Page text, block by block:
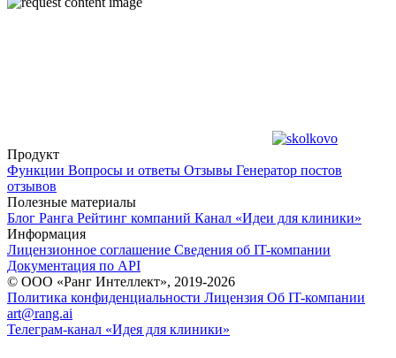
Продукт
Функции Вопросы и ответы Отзывы Генератор постов
отзывов
Полезные материалы
Блог Ранга Рейтинг компаний Канал «Идеи для клиники»
Информация
Лицензионное соглашение Сведения об IT-компании
Документация по API
© ООО «Ранг Интеллект», 2019-2026
Политика конфиденциальности Лицензия Об IT-компании
art@rang.ai
Телеграм-канал «Идея для клиники»